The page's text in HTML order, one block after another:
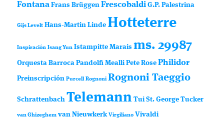
Fontana Frans Brüggen Frescobaldi G.P. Palestrina
Gijs Levelt Hans-Martin Linde Hotteterre
Inspiración Isang Yun Istampitte Marais ms. 29987
Orquesta Barroca Pandolfi Mealli Pete Rose Philidor
Preinscripción Purcell Rognoni Rognoni Taeggio
Schrattenbach Telemann Tui St. George Tucker
van Ghizeghem van Nieuwkerk Virgiliano Vivaldi